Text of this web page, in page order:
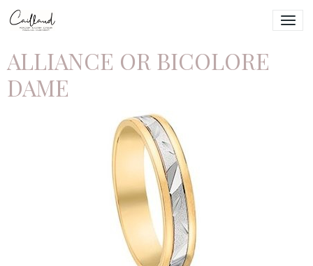
ALLIANCE OR BICOLORE
DAME